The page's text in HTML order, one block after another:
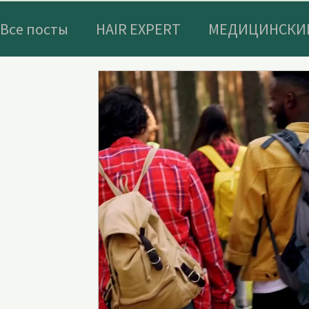
Все посты HAIR EXPERT
АКТИВНЫЙ ОТДЫХ В ТУРЦИИ
ИСТОРИЧЕСКИЕ ОТЕЛИ И МЕСТА В
ЭКИПИРОВКА ДЛЯ АКТИВНОГО ОТДЫХА